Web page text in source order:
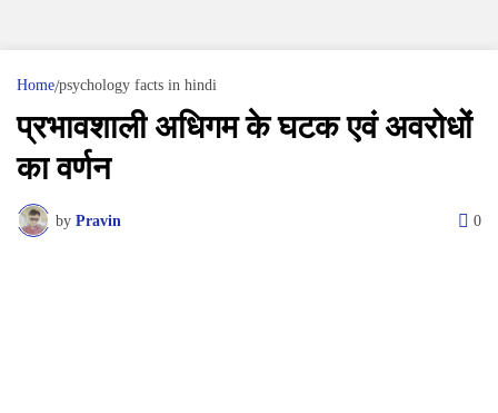
Home psychology facts in hindi
प्रभावशाली अधिगम के घटक एवं अवरोधों
का वर्णन
by Pravin 0